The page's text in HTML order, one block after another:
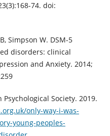
74. doi:
Simpson W. DSM-5
disorders: clinical
and Anxiety. 2014;
Society. 2019.
only-way-i-was-
young-peoples-